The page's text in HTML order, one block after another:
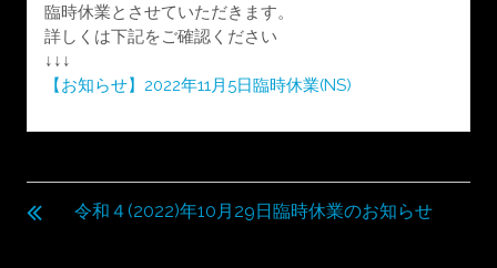
臨時休業とさせていただきます。
詳しくは下記をご確認ください
↓↓↓
【お知らせ】2022年11月5日臨時休業(NS)
投
稿
令和４(2022)年10月29日臨時休業のお知らせ